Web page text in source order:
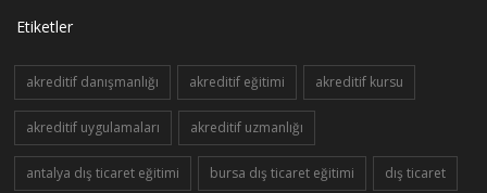
Etiketler
akreditif danışmanlığı akreditif eğitimi akreditif kursu
akreditif uygulamaları akreditif uzmanlığı
antalya dış ticaret eğitimi bursa dış ticaret eğitimi dış ticaret